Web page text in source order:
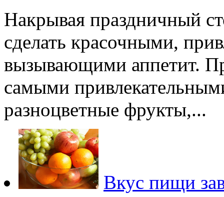
Накрывая праздничный
сделать красочными,
вызывающими аппетит.
самыми
разноцветные фрукты,...
Вкус пищи